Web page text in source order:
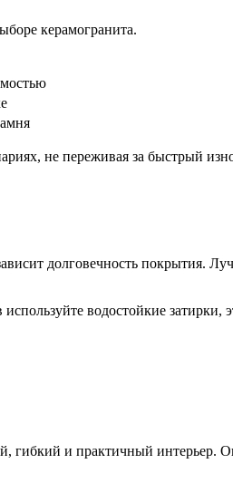
керамогранита.
не переживая за быстрый
долговечность
водостойкие затирки,
и практичный интерьер.